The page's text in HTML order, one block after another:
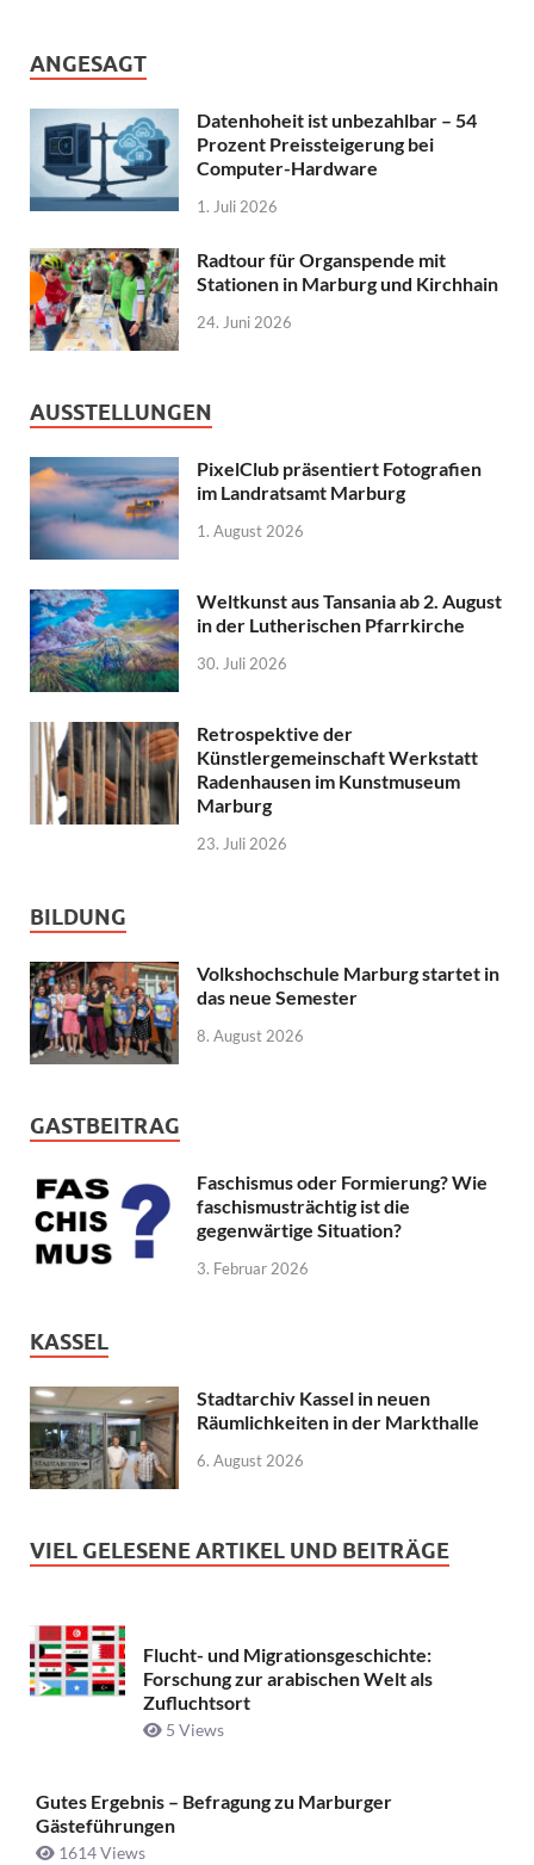
ANGESAGT
Datenhoheit ist unbezahlbar – 54
Prozent Preissteigerung bei
Computer-Hardware
1. Juli 2026
Radtour für Organspende mit
Stationen in Marburg und Kirchhain
24. Juni 2026
AUSSTELLUNGEN
PixelClub präsentiert Fotografien
im Landratsamt Marburg
1. August 2026
Weltkunst aus Tansania ab 2. August
in der Lutherischen Pfarrkirche
30. Juli 2026
Retrospektive der
Künstlergemeinschaft Werkstatt
Radenhausen im Kunstmuseum
Marburg
23. Juli 2026
BILDUNG
Volkshochschule Marburg startet in
das neue Semester
8. August 2026
GASTBEITRAG
Faschismus oder Formierung? Wie
faschismusträchtig ist die
gegenwärtige Situation?
3. Februar 2026
KASSEL
Stadtarchiv Kassel in neuen
Räumlichkeiten in der Markthalle
6. August 2026
VIEL GELESENE ARTIKEL UND BEITRÄGE
Flucht- und Migrationsgeschichte:
Forschung zur arabischen Welt als
Zufluchtsort
5 Views
Gutes Ergebnis – Befragung zu Marburger
Gästeführungen
1614 Views